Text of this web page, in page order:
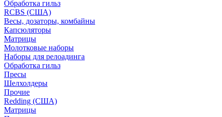
Обработка гильз
RCBS (США)
Весы, дозаторы, комбайны
Капсюляторы
Матрицы
Молотковые наборы
Наборы для релоадинга
Обработка гильз
Пресы
Шелхолдеры
Прочие
Redding (США)
Матрицы